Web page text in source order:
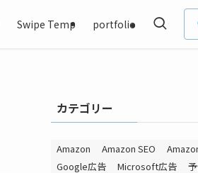
Swipe Temp portfolio
カテゴリー
Amazon Amazon SEO
Google広告
Microsoft広告